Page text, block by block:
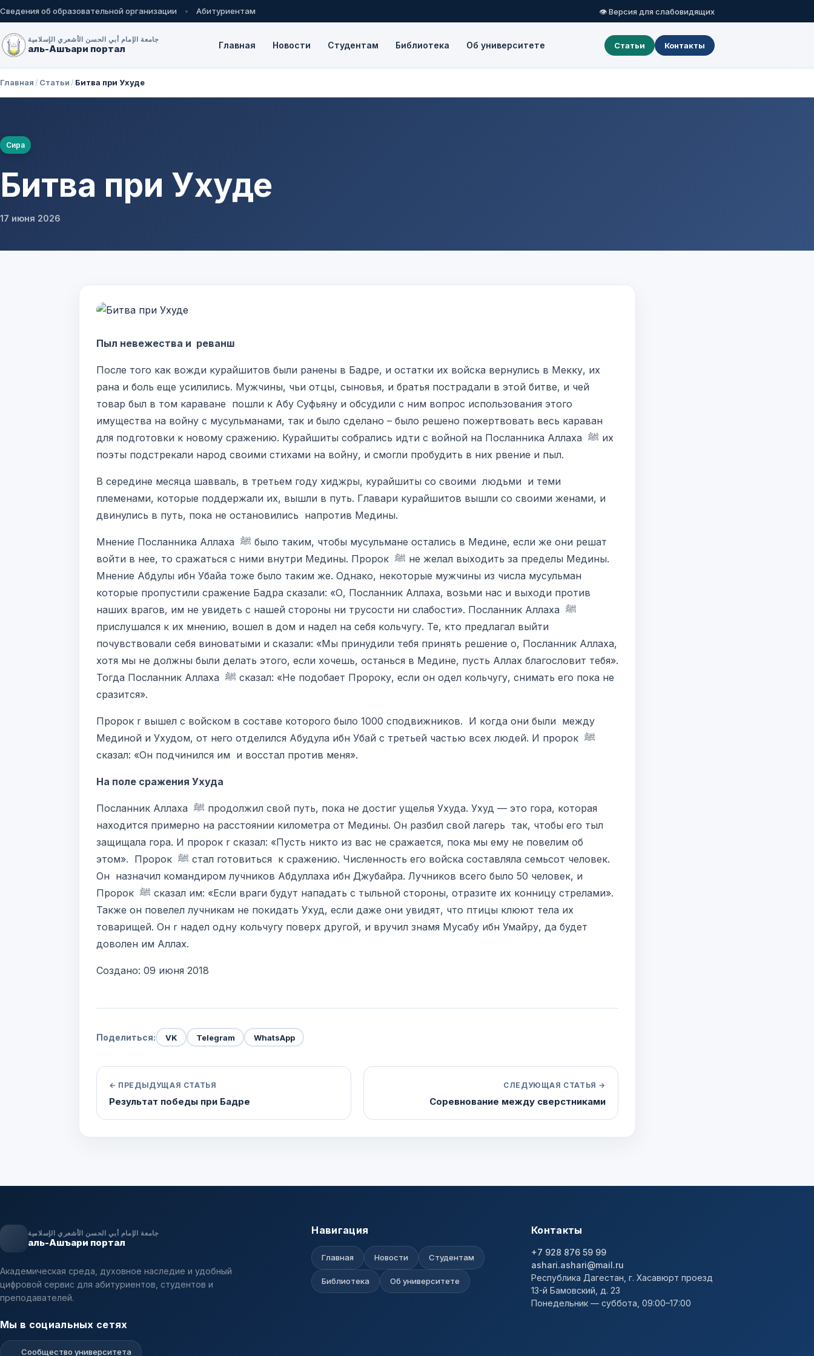
Сведения об образовательной организации Абитуриентам 👁 Версия для слабовидящих
جامعة الإمام أبي الحسن الأشعري الإسلامية
аль-Ашъари портал Главная Новости Студентам Библиотека Об университете Статьи Контакты
Главная / Статьи / Битва при Ухуде
Сира
Битва при Ухуде
17 июня 2026
Пыл невежества и реванш
После того как вожди курайшитов были ранены в Бадре, и остатки их войска вернулись в Мекку, их
рана и боль еще усилились. Мужчины, чьи отцы, сыновья, и братья пострадали в этой битве, и чей
товар был в том караване пошли к Абу Суфьяну и обсудили с ним вопрос использования этого
имущества на войну с мусульманами, так и было сделано – было решено пожертвовать весь караван
для подготовки к новому сражению. Курайшиты собрались идти с войной на Посланника Аллаха ﷺ их
поэты подстрекали народ своими стихами на войну, и смогли пробудить в них рвение и пыл.
В середине месяца шавваль, в третьем году хиджры, курайшиты со своими людьми и теми
племенами, которые поддержали их, вышли в путь. Главари курайшитов вышли со своими женами, и
двинулись в путь, пока не остановились напротив Медины.
Мнение Посланника Аллаха ﷺ было таким, чтобы мусульмане остались в Медине, если же они решат
войти в нее, то сражаться с ними внутри Медины. Пророк ﷺ не желал выходить за пределы Медины.
Мнение Абдулы ибн Убайа тоже было таким же. Однако, некоторые мужчины из числа мусульман
которые пропустили сражение Бадра сказали: «О, Посланник Аллаха, возьми нас и выходи против
наших врагов, им не увидеть с нашей стороны ни трусости ни слабости». Посланник Аллаха ﷺ
прислушался к их мнению, вошел в дом и надел на себя кольчугу. Те, кто предлагал выйти
почувствовали себя виноватыми и сказали: «Мы принудили тебя принять решение о, Посланник Аллаха,
хотя мы не должны были делать этого, если хочешь, останься в Медине, пусть Аллах благословит тебя».
Тогда Посланник Аллаха ﷺ сказал: «Не подобает Пророку, если он одел кольчугу, снимать его пока не
сразится».
Пророк r вышел с войском в составе которого было 1000 сподвижников. И когда они были между
Мединой и Ухудом, от него отделился Абудула ибн Убай с третьей частью всех людей. И пророк ﷺ
сказал: «Он подчинился им и восстал против меня».
На поле сражения Ухуда
Посланник Аллаха ﷺ продолжил свой путь, пока не достиг ущелья Ухуда. Ухуд — это гора, которая
находится примерно на расстоянии километра от Медины. Он разбил свой лагерь так, чтобы его тыл
защищала гора. И пророк r сказал: «Пусть никто из вас не сражается, пока мы ему не повелим об
этом». Пророк ﷺ стал готовиться к сражению. Численность его войска составляла семьсот человек.
Он назначил командиром лучников Абдуллаха ибн Джубайра. Лучников всего было 50 человек, и
Пророк ﷺ сказал им: «Если враги будут нападать с тыльной стороны, отразите их конницу стрелами».
Также он повелел лучникам не покидать Ухуд, если даже они увидят, что птицы клюют тела их
товарищей. Он r надел одну кольчугу поверх другой, и вручил знамя Мусабу ибн Умайру, да будет
доволен им Аллах.
Создано: 09 июня 2018
Поделиться: VK Telegram WhatsApp
← ПРЕДЫДУЩАЯ СТАТЬЯ
Результат победы при Бадре
СЛЕДУЮЩАЯ СТАТЬЯ →
Соревнование между сверстниками
جامعة الإمام أبي الحسن الأشعري الإسلامية
аль-Ашъари портал
Академическая среда, духовное наследие и удобный
цифровой сервис для абитуриентов, студентов и
преподавателей.
Навигация
Главная Новости Студентам
Библиотека Об университете
Контакты
+7 928 876 59 99
ashari.ashari@mail.ru
Республика Дагестан, г. Хасавюрт проезд
13-й Бамовский, д. 23
Понедельник — суббота, 09:00–17:00
Мы в социальных сетях
Сообщество университета